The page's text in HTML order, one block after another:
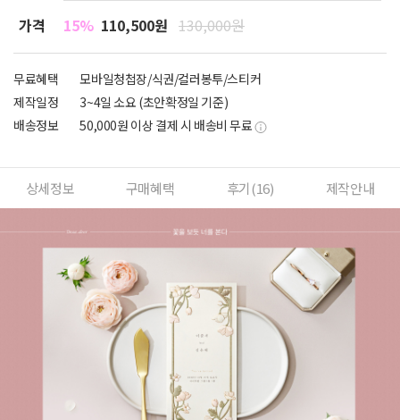
가격 15% 110,500원 130,000원
무료혜택
모바일청첩장/식권/컬러봉투/스티커
제작일정
3~4일 소요 (초안확정일 기준)
배송정보
50,000원 이상 결제 시 배송비 무료
상세정보 구매혜택 후기(16) 제작안내